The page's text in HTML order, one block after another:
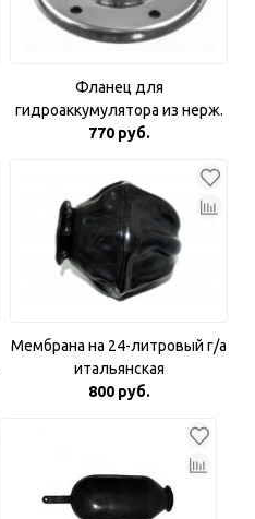
Фланец для
гидроаккумулятора из нерж.
стали 3/4"
770 руб.
Мембрана на 24-литровый г/а
итальянская
800 руб.